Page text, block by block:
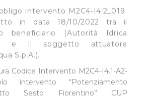
intervento M2C4-I4.2_019
in data 18/10/2022 tra il
beneficiario (Autorità Idrica
e il soggetto attuatore
S.p.A.).
Codice Intervento M2C4-I4.1-A2-
intervento “Potenziamento
Sesto Fiorentino” CUP